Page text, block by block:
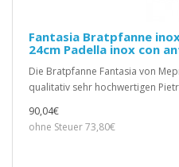
Fantasia Bratpfanne
24cm Padella inox con
Die Bratpfanne Fantasia von
qualitativ sehr hochwertigen
90,04€
ohne Steuer 73,80€